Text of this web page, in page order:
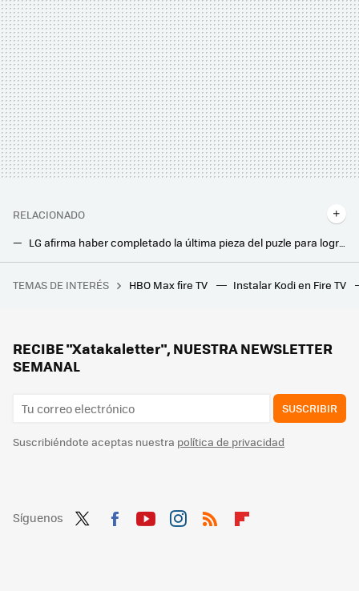
RELACIONADO
Los fabricantes chinos están haciendo temblar a Samsung y a LG: Hisense y TCL, en el podio del mercado de las Smart TVs 'premium'
'The Brutalist' es una de las mejores y más grandes películas del siglo XXI... hasta que su intermedio hace acto de presencia
TEMAS DE INTERÉS HBO Max fire TV Instalar Kodi en Fire TV
RECIBE "Xatakaletter", NUESTRA NEWSLETTER
SEMANAL
SUSCRIBIR
Suscribiéndote aceptas nuestra política de privacidad
Síguenos